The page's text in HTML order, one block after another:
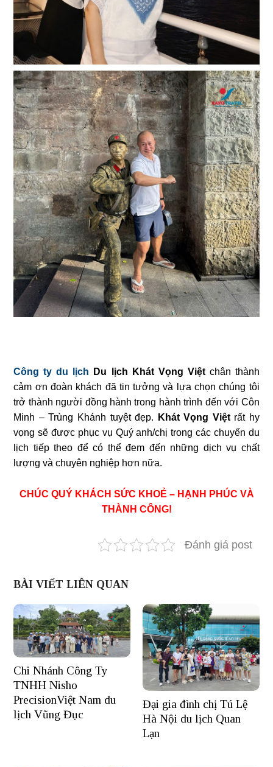
Công ty du lịch Du lịch Khát Vọng Việtchân thành
cảm ơn đoàn khách đã tin tưởng và lựa chọn chúng tôi
trở thành người đồng hành trong hành trình đến với Côn
Minh – Trùng Khánh tuyệt đẹp. Khát Vọng Việtrất hy
vọng sẽ được phục vụ Quý anh/chị trong các chuyến du
lịch tiếp theo để có thể đem đến những dịch vụ chất
lượng và chuyên nghiệp hơn nữa.
CHÚC QUÝ KHÁCH SỨC KHOẺ – HẠNH PHÚC VÀ
THÀNH CÔNG!
Đánh giá post
BÀI VIẾT LIÊN QUAN
Chi Nhánh Công Ty
TNHH Nisho
PrecisionViệt Nam du
lịch Vũng Đục
Đại gia đình chị Tú Lệ
Hà Nội du lịch Quan
Lạn